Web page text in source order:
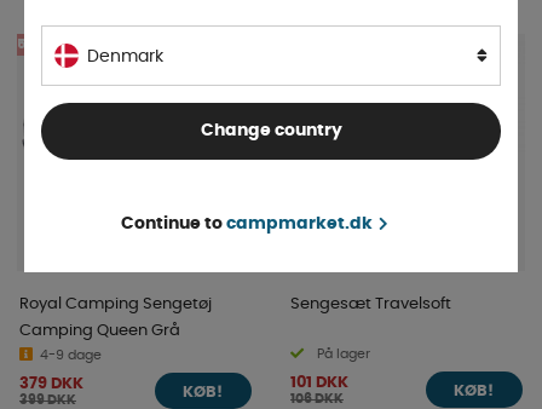
5%
Royal Camping Sengetøj
Camping Queen Grå
4-9 dage
379 DKK
399 DKK
KØB!
Sengesæt Travelsoft
På lager
101 DKK
106 DKK
KØB!
Denmark
Change country
Continue to campmarket.dk